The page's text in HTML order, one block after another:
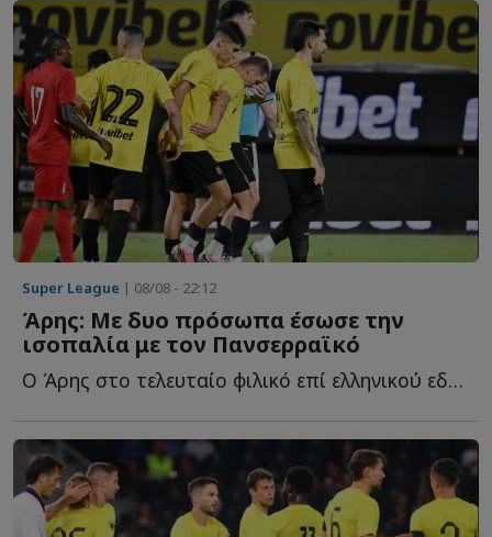
Super League | 08/08 - 22:12
Άρης: Με δυο πρόσωπα έσωσε την
ισοπαλία με τον Πανσερραϊκό
Ο Άρης στο τελευταίο φιλικό επί ελληνικού εδάφους πριν α...